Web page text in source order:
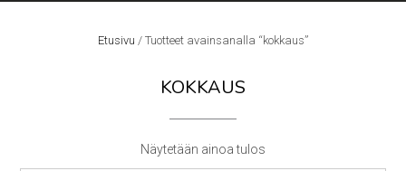
Etusivu / Tuotteet avainsanalla “kokkaus”
KOKKAUS
Näytetään ainoa tulos